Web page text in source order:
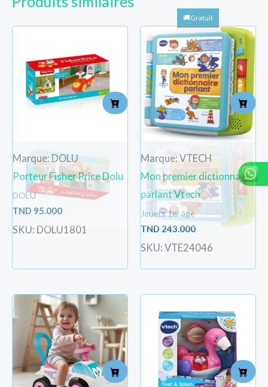
Marque: DOLU
Porteur Fisher Price Dolu
DOLU
TND 95.000
SKU: DOLU1801
Marque: VTECH
Mon premier dictionnaire
parlant Vtech
Jouets 1er âge
TND 243.000
SKU: VTE24046